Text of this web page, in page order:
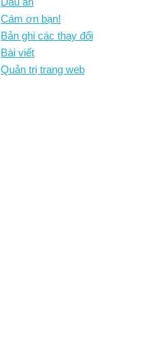
Cám ơn bạn!
Bản ghi các thay đổi
Bài viết
Quản trị trang web